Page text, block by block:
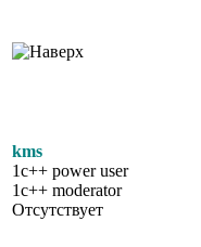
kms
1c++ power user
1c++ moderator
Отсутствует